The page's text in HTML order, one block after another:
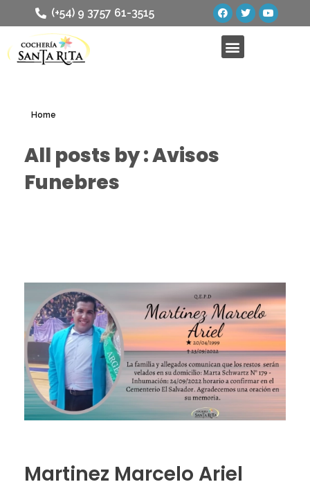
(+54) 9 3757 61-3515
Home
All posts by : Avisos
Funebres
Martinez Marcelo Ariel